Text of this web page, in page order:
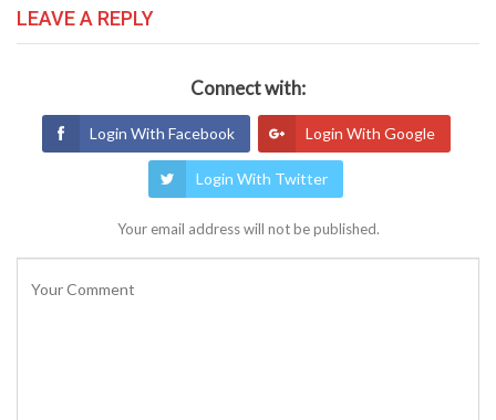
LEAVE A REPLY
Connect with:
Login With Facebook Login With Google
Login With Twitter
Your email address will not be published.